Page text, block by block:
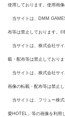
使用しております。使用画
当サイトは、DMM
布等は禁止しております
当サイトは、株式会社サイ
載・配布等は禁止しており
当サイトは、株式会社サイ
画像の転載・配布等は禁止
当サイトは、フリュー株式
愛HOTEL」等の画像を利用